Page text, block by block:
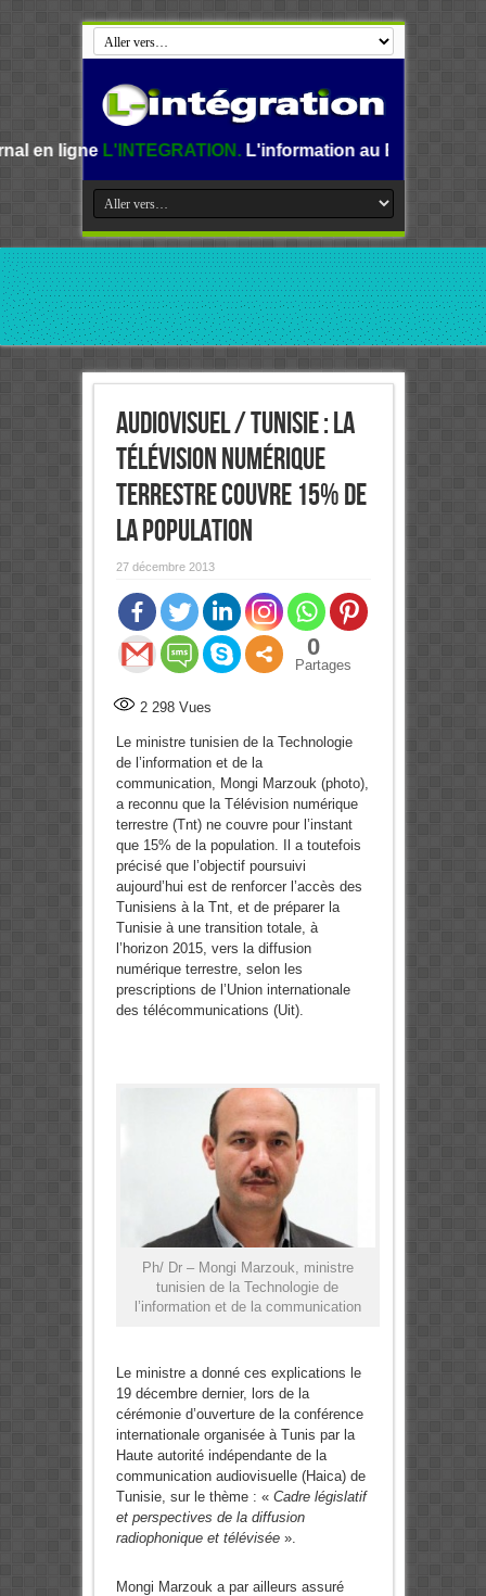
L'information au Benin, en Afrique et dans
Audiovisuel / Tunisie : la
Télévision numérique
terrestre couvre 15% de
la population
27 décembre 2013
0
Partages
2 298Vues
Le ministre tunisien de la Technologie
de l’information et de la
communication, Mongi Marzouk (photo),
a reconnu que la Télévision numérique
terrestre (Tnt) ne couvre pour l’instant
que 15% de la population. Il a toutefois
précisé que l’objectif poursuivi
aujourd’hui est de renforcer l’accès des
Tunisiens à la Tnt, et de préparer la
Tunisie à une transition totale, à
l’horizon 2015, vers la diffusion
numérique terrestre, selon les
prescriptions de l’Union internationale
des télécommunications (Uit).
Ph/ Dr – Mongi Marzouk, ministre
tunisien de la Technologie de
l’information et de la communication
Le ministre a donné ces explications le
19 décembre dernier, lors de la
cérémonie d’ouverture de la conférence
internationale organisée à Tunis par la
Haute autorité indépendante de la
communication audiovisuelle (Haica) de
Tunisie, sur le thème : « Cadre législatif
et perspectives de la diffusion
radiophonique et télévisée ».
Mongi Marzouk a par ailleurs assuré